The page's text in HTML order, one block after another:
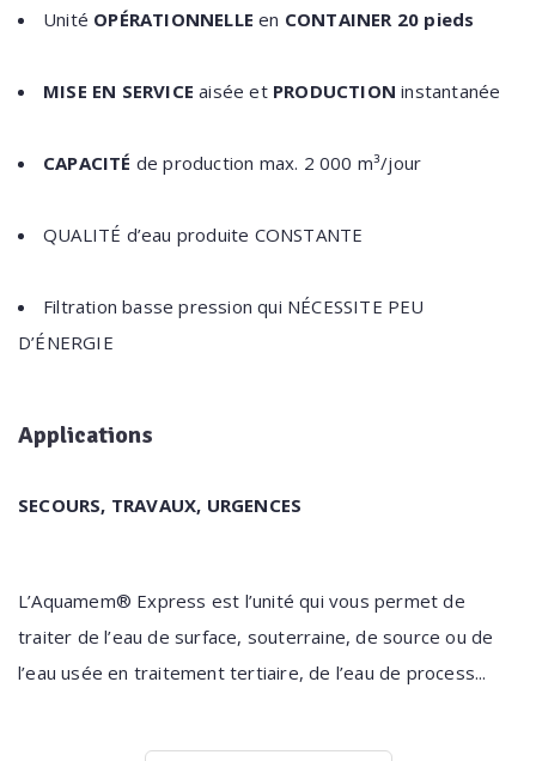
Unité OPÉRATIONNELLE en CONTAINER 20 pieds
MISE EN SERVICE aisée et PRODUCTION instantanée
CAPACITÉ de production max. 2 000 m³/jour
QUALITÉ d’eau produite CONSTANTE
Filtration basse pression qui NÉCESSITE PEU
D’ÉNERGIE
Applications
SECOURS, TRAVAUX, URGENCES
L’Aquamem® Express est l’unité qui vous permet de
traiter de l’eau de surface, souterraine, de source ou de
l’eau usée en traitement tertiaire, de l’eau de process...